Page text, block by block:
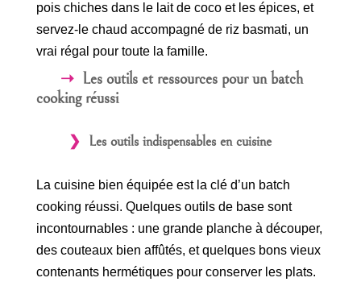
pois chiches dans le lait de coco et les épices, et
servez-le chaud accompagné de riz basmati, un
vrai régal pour toute la famille.
Les outils et ressources pour un batch
cooking réussi
Les outils indispensables en cuisine
La cuisine bien équipée est la clé d’un batch
cooking réussi. Quelques outils de base sont
incontournables : une grande planche à découper,
des couteaux bien affûtés, et quelques bons vieux
contenants hermétiques pour conserver les plats.